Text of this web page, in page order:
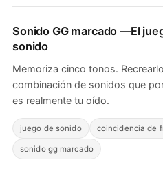
Sonido GG marcado —El
sonido
Memoriza cinco tonos.
combinación de sonidos que
es realmente tu oído.
juego de sonido coincidencia de
sonido gg marcado